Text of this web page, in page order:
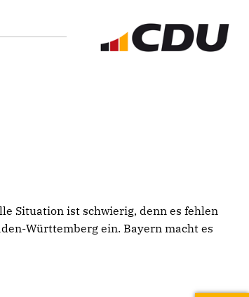
Situation ist schwierig, denn es fehlen
Württemberg ein. Bayern macht es